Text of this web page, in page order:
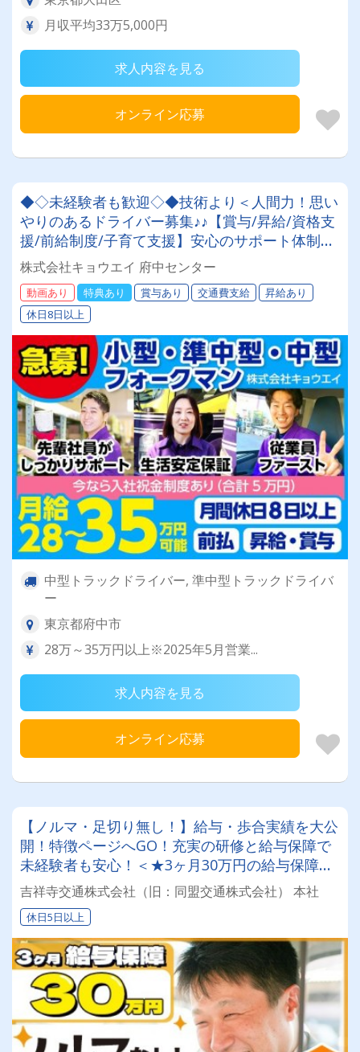
月収平均33万5,000円
求人内容を見る
オンライン応募
◆◇未経験者も歓迎◇◆技術より＜人間力！思い
やりのあるドライバー募集♪♪【賞与/昇給/資格支
援/前給制度/子育て支援】安心のサポート体制あ
り◎
株式会社キョウエイ 府中センター
動画あり 特典あり 賞与あり 交通費支給
昇給あり
休日8日以上
中型トラックドライバー, 準中型トラックドライバ
ー
東京都府中市
28万～35万円以上※2025年5月営業...
求人内容を見る
オンライン応募
【ノルマ・足切り無し！】給与・歩合実績を大公
開！特徴ページへGO！充実の研修と給与保障で
未経験者も安心！＜★3ヶ月30万円の給与保障★
＞今なら入社祝い金50万円支給！※規定あり
吉祥寺交通株式会社（旧：同盟交通株式会社） 本社
休日5日以上